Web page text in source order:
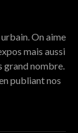
On aime
mais aussi
grand nombre.
publiant nos